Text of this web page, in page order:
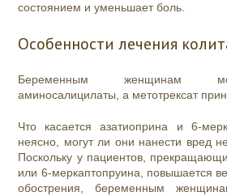
состоянием и уменьшает боль.
Особенности лечения
Беременным женщинам
аминосалицилаты, а метотрексат
Что касается азатиоприна и 6-
неясно, могут ли они нанести вред
Поскольку у пациентов,
или 6-меркаптопруина, повышается
обострения, беременным